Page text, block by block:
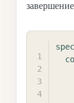
spec